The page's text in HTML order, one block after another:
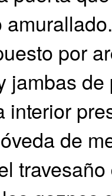
amurallado.
por
jambas
interior
de